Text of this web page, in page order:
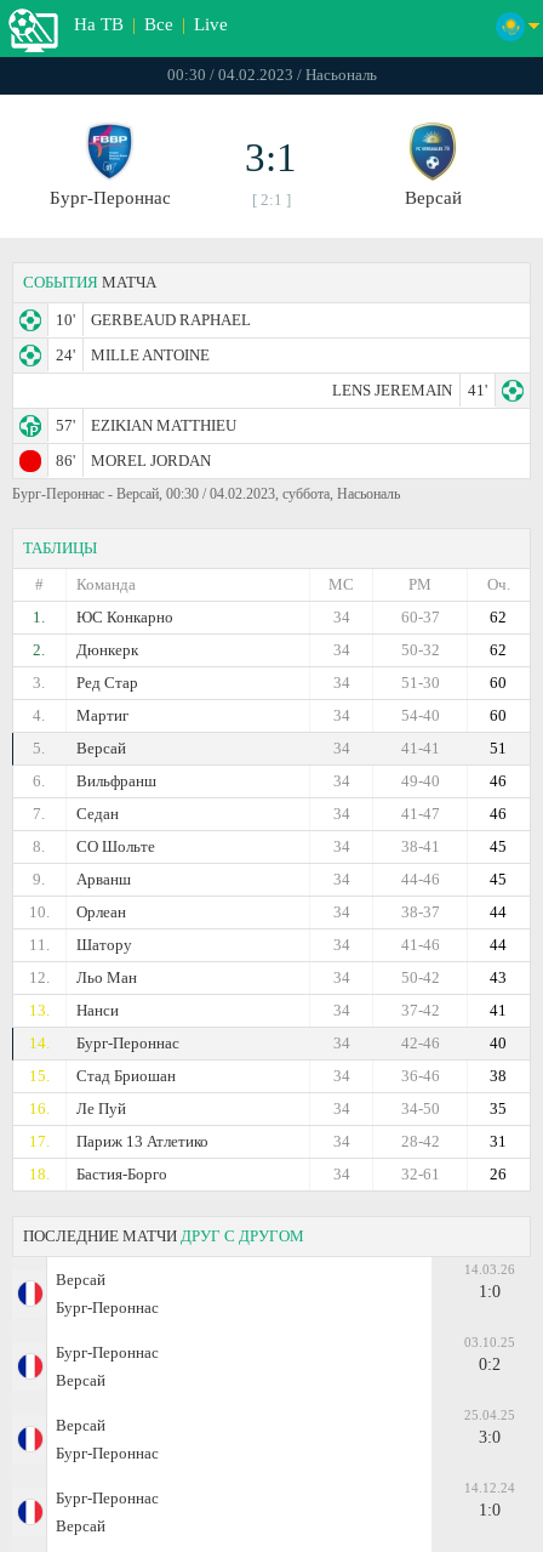
На ТВ | Все | Live
00:30 / 04.02.2023 / Насьональ
Бург-Пероннас
3:1
[ 2:1 ] Версай
СОБЫТИЯ МАТЧА
10'
GERBEAUD RAPHAEL
24'
MILLE ANTOINE
LENS JEREMAIN
41'
57'
EZIKIAN MATTHIEU
86'
MOREL JORDAN
Бург-Пероннас - Версай, 00:30 / 04.02.2023, суббота, Насьональ
ТАБЛИЦЫ
#
Команда Оч.
РМ
МС
1.
ЮС Конкарно 62
60-37
34
2.
Дюнкерк 62
50-32
34
3.
Ред Стар 60
51-30
34
4.
Мартиг 60
54-40
34
5.
Версай 51
41-41
34
6.
Вильфранш 46
49-40
34
7.
Седан 46
41-47
34
8.
СО Шольте 45
38-41
34
9.
Арванш 45
44-46
34
10.
Орлеан 44
38-37
34
11.
Шатору 44
41-46
34
12.
Льо Ман 43
50-42
34
13.
Нанси 41
37-42
34
14.
Бург-Пероннас 40
42-46
34
15.
Стад Бриошан 38
36-46
34
16.
Ле Пуй 35
34-50
34
17.
Париж 13 Атлетико 31
28-42
34
18.
Бастия-Борго 26
32-61
34
ПОСЛЕДНИЕ МАТЧИ ДРУГ С ДРУГОМ
Версай
Бург-Пероннас
14.03.26
1:0
Бург-Пероннас
Версай
03.10.25
0:2
Версай
Бург-Пероннас
25.04.25
3:0
Бург-Пероннас
Версай
14.12.24
1:0